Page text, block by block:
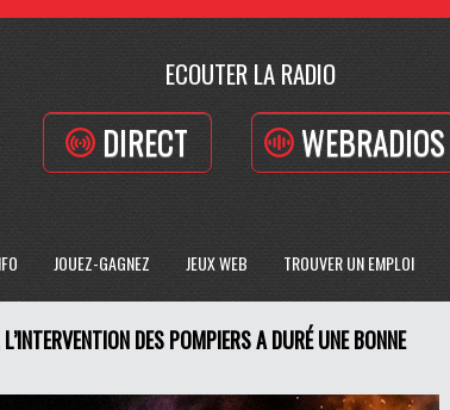
ECOUTER LA RADIO
DIRECT WEBRADIOS
JOUEZ-GAGNEZ JEUX WEB TROUVER UN EMPLOI
DES POMPIERS A DURÉ UNE BONNE